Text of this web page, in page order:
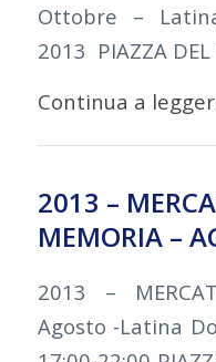
Ottobre –
2013 PIAZZA DEL
Continua a
2013 –
MEMORIA –
2013 –
Agosto -Latina